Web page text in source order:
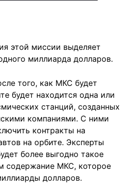
этой миссии выделяет
миллиарда долларов.
того, как МКС будет
будет находится одна или
станций, созданных
компаниями. С ними
контракты на
на орбите. Эксперты
более выгодно такое
содержание МКС, которое
долларов.